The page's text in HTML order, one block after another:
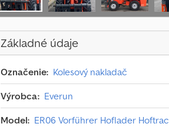
Základné údaje
Označenie: Kolesový nakladač
Výrobca: Everun
Model: ER06 Vorführer Hoflader Hoftrac